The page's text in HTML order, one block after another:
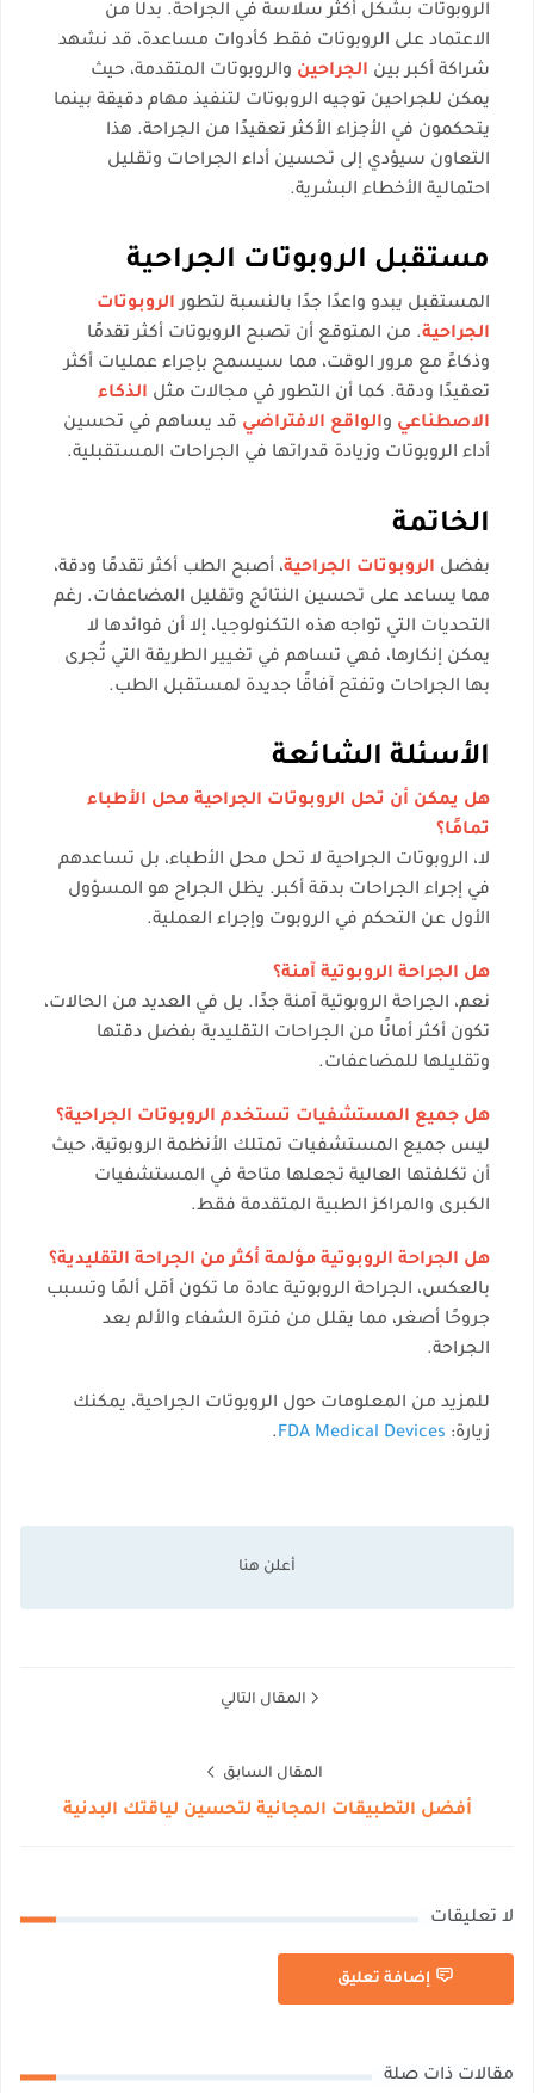
الروبوتات بشكل أكثر سلاسة في الجراحة. بدلًا من
الاعتماد على الروبوتات فقط كأدوات مساعدة، قد نشهد
شراكة أكبر بين الجراحين والروبوتات المتقدمة، حيث
يمكن للجراحين توجيه الروبوتات لتنفيذ مهام دقيقة بينما
يتحكمون في الأجزاء الأكثر تعقيدًا من الجراحة. هذا
التعاون سيؤدي إلى تحسين أداء الجراحات وتقليل
احتمالية الأخطاء البشرية.
مستقبل الروبوتات الجراحية
المستقبل يبدو واعدًا جدًا بالنسبة لتطورالروبوتات
الجراحية. من المتوقع أن تصبح الروبوتات أكثر تقدمًا
وذكاءً مع مرور الوقت، مما سيسمح بإجراء عمليات أكثر
تعقيدًا ودقة. كما أن التطور في مجالات مثل الذكاء
الاصطناعي والواقع الافتراضي قد يساهم في تحسين
أداء الروبوتات وزيادة قدراتها في الجراحات المستقبلية.
الخاتمة
بفضل الروبوتات الجراحية، أصبح الطب أكثر تقدمًا ودقة،
مما يساعد على تحسين النتائج وتقليل المضاعفات. رغم
التحديات التي تواجه هذه التكنولوجيا، إلا أن فوائدها لا
يمكن إنكارها، فهي تساهم في تغيير الطريقة التي تُجرى
بها الجراحات وتفتح آفاقًا جديدة لمستقبل الطب.
الأسئلة الشائعة
هل يمكن أن تحل الروبوتات الجراحية محل الأطباء
تمامًا؟
لا، الروبوتات الجراحية لا تحل محل الأطباء، بل تساعدهم
في إجراء الجراحات بدقة أكبر. يظل الجراح هو المسؤول
الأول عن التحكم في الروبوت وإجراء العملية.
هل الجراحة الروبوتية آمنة؟
نعم، الجراحة الروبوتية آمنة جدًا. بل في العديد من الحالات،
تكون أكثر أمانًا من الجراحات التقليدية بفضل دقتها
وتقليلها للمضاعفات.
هل جميع المستشفيات تستخدم الروبوتات الجراحية؟
ليس جميع المستشفيات تمتلك الأنظمة الروبوتية، حيث
أن تكلفتها العالية تجعلها متاحة في المستشفيات
الكبرى والمراكز الطبية المتقدمة فقط.
هل الجراحة الروبوتية مؤلمة أكثر من الجراحة التقليدية؟
بالعكس، الجراحة الروبوتية عادة ما تكون أقل ألمًا وتسبب
جروحًا أصغر، مما يقلل من فترة الشفاء والألم بعد
الجراحة.
للمزيد من المعلومات حول الروبوتات الجراحية، يمكنك
زيارة: FDA Medical Devices
.
المقال التالي
المقال السابق
أفضل التطبيقات المجانية لتحسين لياقتك البدنية
لا تعليقات
إضافة تعليق
مقالات ذات صلة